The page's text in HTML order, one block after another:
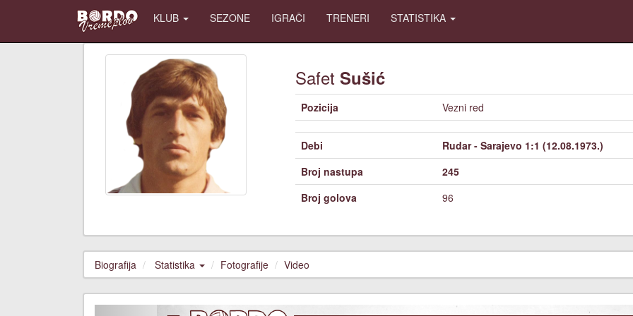
KLUB SEZONE IGRAČI TRENERI STATISTIKA
Safet Sušić
Pozicija Vezni red
Debi
Rudar - Sarajevo 1:1 (12.08.1973.)
Broj nastupa
245
Broj golova
96
Biografija Statistika Fotografije Video